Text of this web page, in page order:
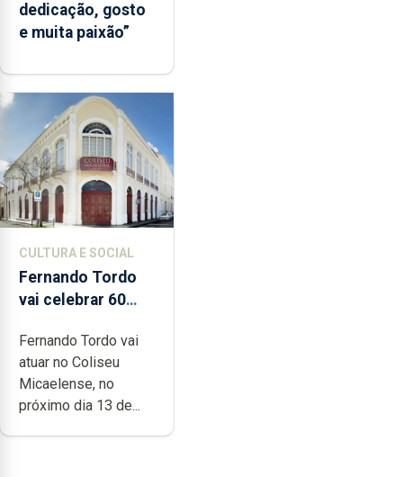
dedicação, gosto
e muita paixão”
CULTURA E SOCIAL
Fernando Tordo
vai celebrar 60
no Coliseu
Micaelense
Fernando Tordo vai
atuar no Coliseu
Micaelense, no
próximo dia 13 de...